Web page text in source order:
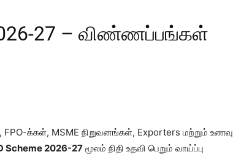
27 – விண்ணப்பங்கள்
க்கள், MSME நிறுவனங்கள், Exporters மற்றும் உணவு
Scheme 2026-27 மூலம் நிதி உதவி பெறும் வாய்ப்பு